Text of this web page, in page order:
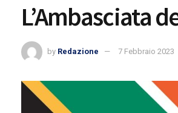
L’Ambasciata
by Redazione 7 Febbraio 2023